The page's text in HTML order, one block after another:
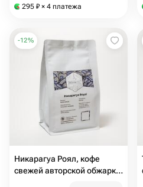
295 ₽ × 4 платежа
-12%
Никарагуа Роял, кофе
свежей авторской обжарки,